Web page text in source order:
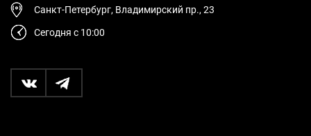
Санкт-Петербург, Владимирский пр., 23
Сегодня с 10:00